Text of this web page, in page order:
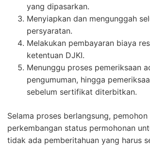
yang dipasarkan.
Menyiapkan dan mengunggah
persyaratan.
Melakukan pembayaran biaya
ketentuan DJKI.
Menunggu proses pemeriksaan
pengumuman, hingga
sebelum sertifikat diterbitkan.
Selama proses berlangsung,
perkembangan status permohonan
tidak ada pemberitahuan yang harus